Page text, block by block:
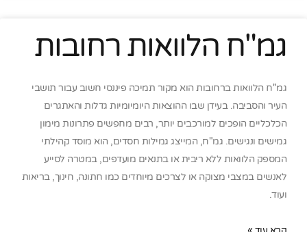
גמ"ח הלוואות רחובות
גמ"ח הלוואות ברחובות הוא מקור תמיכה פיננסי חשוב עבור תושבי
העיר והסביבה. בעידן שבו ההוצאות היומיומיות גדלות והאתגרים
הכלכליים הופכים למורכבים יותר, רבים מחפשים פתרונות מימון
גמישים ונגישים. גמ"ח, המייצג גמילות חסדים, הוא מוסד קהילתי
המספק הלוואות ללא ריבית או בתנאים מועדפים, במטרה לסייע
לאנשים במצבי מצוקה או לצרכים מיוחדים כמו חתונה, חינוך, בריאות
ועוד.